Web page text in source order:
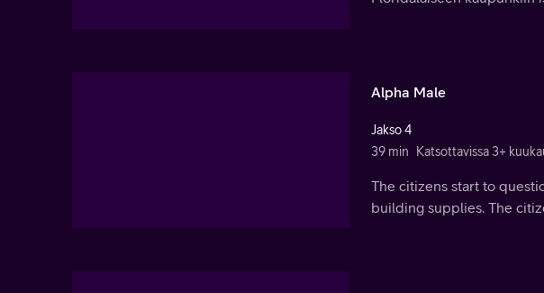
Alpha Male
Jakso 4
39 min
Katsottavissa 3+
The citizens start to
building supplies. The